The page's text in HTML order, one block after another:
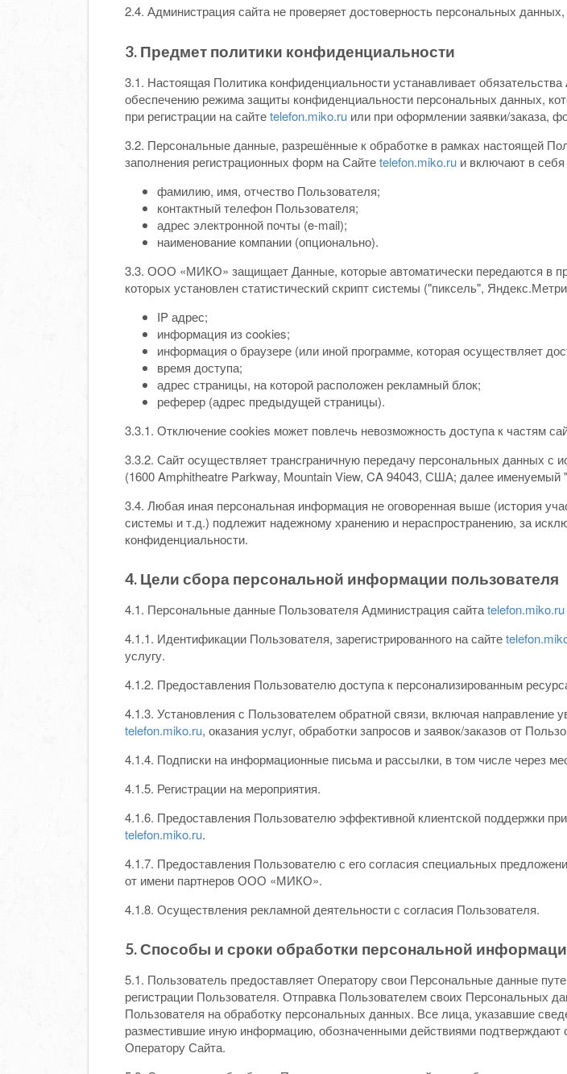
2.4. Администрация сайта не проверяет достоверность персональных
3. Предмет политики конфиденциальности
3.1. Настоящая Политика конфиденциальности устанавливает
обеспечению режима защиты конфиденциальности персональных данных,
при регистрации на сайтеtelefon.miko.ruили при оформлении заявки/заказа,
3.2. Персональные данные, разрешённые к обработке в рамках настоящей
заполнения регистрационных форм на Сайтеtelefon.miko.ruи включают в
фамилию, имя, отчество Пользователя;
контактный телефон Пользователя;
адрес электронной почты (e-mail);
наименование компании (опционально).
3.3. ООО «МИКО» защищает Данные, которые автоматически передаются в
которых установлен статистический скрипт системы ("пиксель",
IP адрес;
информация из cookies;
информация о браузере (или иной программе, которая осуществляет
время доступа;
адрес страницы, на которой расположен рекламный блок;
реферер (адрес предыдущей страницы).
3.3.1. Отключение cookies может повлечь невозможность доступа к частям
3.3.2. Сайт осуществляет трансграничную передачу персональных данных с
(1600 Amphitheatre Parkway, Mountain View, CA 94043, США; далее именуемый
3.4. Любая иная персональная информация не оговоренная выше (история
системы и т.д.) подлежит надежному хранению и нераспространению, за
конфиденциальности.
4. Цели сбора персональной информации пользователя
4.1. Персональные данные Пользователя Администрация сайтаtelefon.miko.ru
4.1.1. Идентификации Пользователя, зарегистрированного на сайте
услугу.
4.1.2. Предоставления Пользователю доступа к персонализированным
4.1.3. Установления с Пользователем обратной связи, включая направление
telefon.miko.ru, оказания услуг, обработки запросов и заявок/заказов от
4.1.4. Подписки на информационные письма и рассылки, в том числе через
4.1.5. Регистрации на мероприятия.
4.1.6. Предоставления Пользователю эффективной клиентской поддержки
telefon.miko.ru.
4.1.7. Предоставления Пользователю с его согласия специальных
от имени партнеров ООО «МИКО».
4.1.8. Осуществления рекламной деятельности с согласия Пользователя.
5. Способы и сроки обработки персональной
5.1. Пользователь предоставляет Оператору свои Персональные данные
регистрации Пользователя. Отправка Пользователем своих Персональных
Пользователя на обработку персональных данных. Все лица, указавшие
разместившие иную информацию, обозначенными действиями подтверждают
Оператору Сайта.